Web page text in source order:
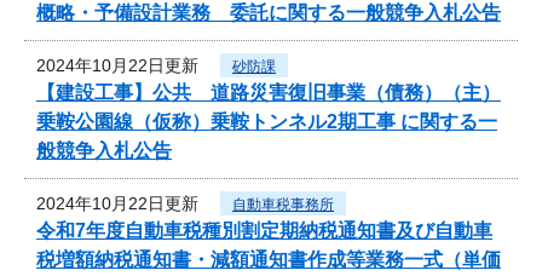
概略・予備設計業務 委託に関する一般競争入札公告
2024年10月22日更新 砂防課
【建設工事】公共 道路災害復旧事業（債務）（主）
乗鞍公園線（仮称）乗鞍トンネル2期工事 に関する一
般競争入札公告
2024年10月22日更新 自動車税事務所
令和7年度自動車税種別割定期納税通知書及び自動車
税増額納税通知書・減額通知書作成等業務一式（単価